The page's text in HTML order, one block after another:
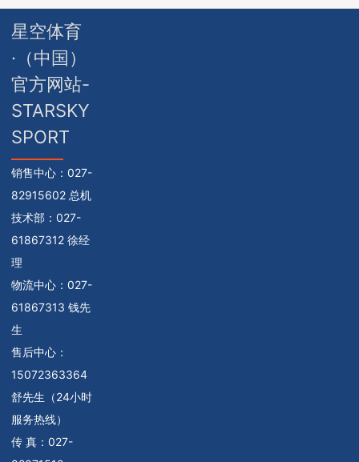
星空体育
·（中国）
官方网站-
STARSKY
SPORT
销售中心： 027-
82915602 总机
技术部： 027-
61867312 徐经
理
物流中心： 027-
61867313 钱先
生
售后中心：
15072363364
舒先生（24小时
服务热线）
传 真：027-